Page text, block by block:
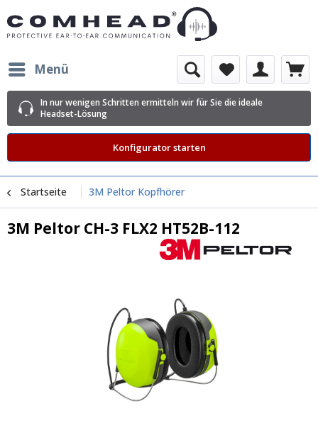
Menü
In nur wenigen Schritten ermitteln wir für Sie die ideale
Headset-Lösung
Konfigurator starten
Startseite 3M Peltor Kopfhörer
3M Peltor CH-3 FLX2 HT52B-112